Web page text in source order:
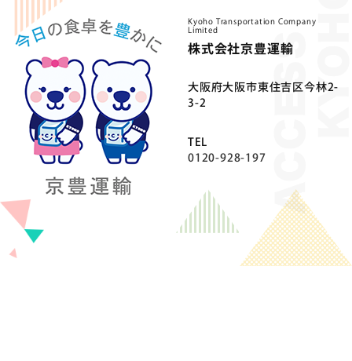
Kyoho Transportation Company
Limited
株式会社京豊運輸
⼤阪府⼤阪市東住吉区今林2-
3-2
TEL
0120-928-197